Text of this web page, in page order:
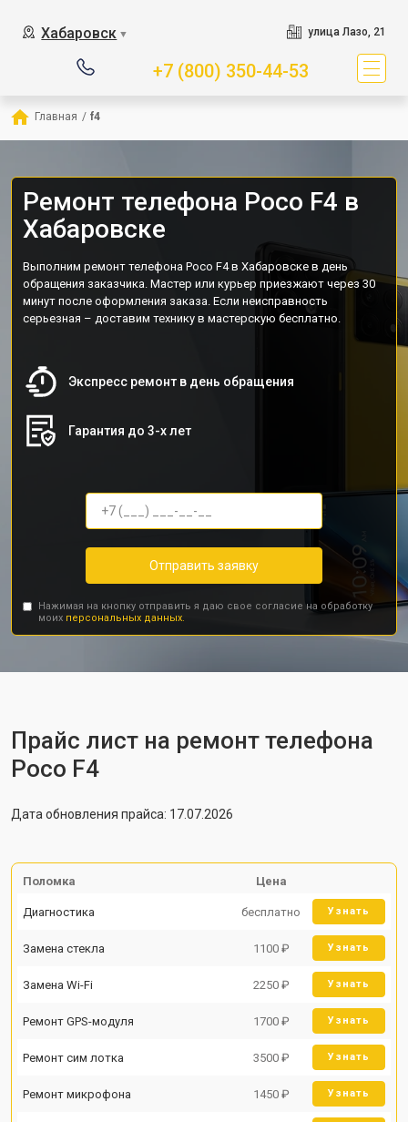
Хабаровск ▼ улица Лазо, 21
+7 (800) 350-44-53
Главная / f4
Ремонт телефона Poco F4 в
Хабаровске
Выполним ремонт телефона Poco F4 в Хабаровске в день
обращения заказчика. Мастер или курьер приезжают через 30
минут после оформления заказа. Если неисправность
серьезная – доставим технику в мастерскую бесплатно.
Экспресс ремонт в день обращения
Гарантия до 3-х лет
Отправить заявку
Нажимая на кнопку отправить я даю свое согласие на обработку
моих персональных данных.
Прайс лист на ремонт телефона
Poco F4
Дата обновления прайса: 17.07.2026
Поломка Цена
Диагностика бесплатно Узнать
Замена стекла 1100 ₽ Узнать
Замена Wi-Fi 2250 ₽ Узнать
Ремонт GPS-модуля 1700 ₽ Узнать
Ремонт сим лотка 3500 ₽ Узнать
Ремонт микрофона 1450 ₽ Узнать